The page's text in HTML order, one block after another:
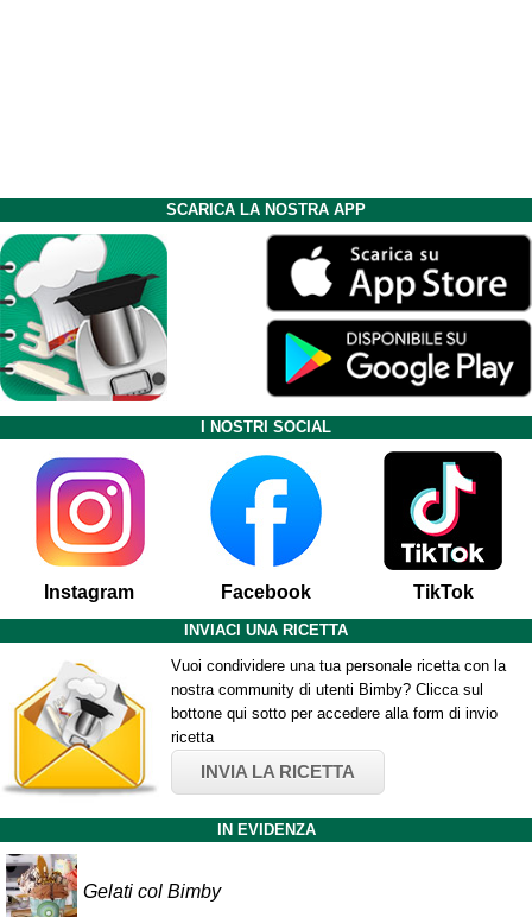
SCARICA LA NOSTRA APP
I NOSTRI SOCIAL
Instagram Facebook TikTok
INVIACI UNA RICETTA
Vuoi condividere una tua personale ricetta con la
nostra community di utenti Bimby? Clicca sul
bottone qui sotto per accedere alla form di invio
ricetta
INVIA LA RICETTA
IN EVIDENZA
Gelati col Bimby